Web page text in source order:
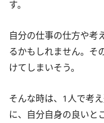
す。
自分の仕事の仕方や考
るかもしれません。そ
けてしまいそう。
そんな時は、1人で考
に、自分自身の良いと